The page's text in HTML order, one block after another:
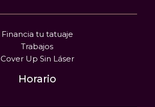
Financia tu tatuaje
Trabajos
Cover Up Sin Láser
Horario